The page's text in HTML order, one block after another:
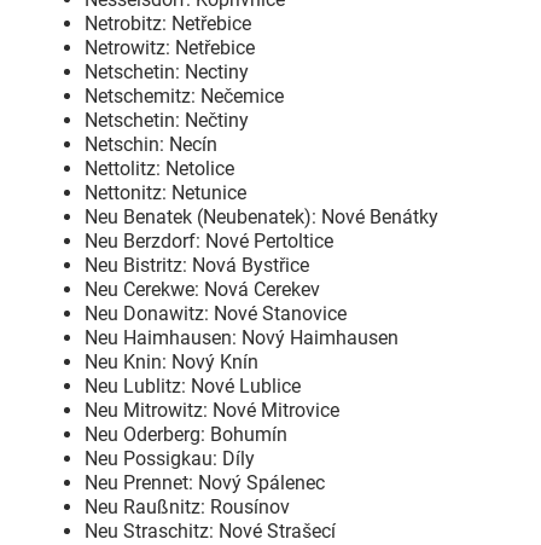
Netrobitz: Netřebice
Netrowitz: Netřebice
Netschetin: Nectiny
Netschemitz: Nečemice
Netschetin: Nečtiny
Netschin: Necín
Nettolitz: Netolice
Nettonitz: Netunice
Neu Benatek (Neubenatek): Nové Benátky
Neu Berzdorf: Nové Pertoltice
Neu Bistritz: Nová Bystřice
Neu Cerekwe: Nová Cerekev
Neu Donawitz: Nové Stanovice
Neu Haimhausen: Nový Haimhausen
Neu Knin: Nový Knín
Neu Lublitz: Nové Lublice
Neu Mitrowitz: Nové Mitrovice
Neu Oderberg: Bohumín
Neu Possigkau: Díly
Neu Prennet: Nový Spálenec
Neu Raußnitz: Rousínov
Neu Straschitz: Nové Strašecí